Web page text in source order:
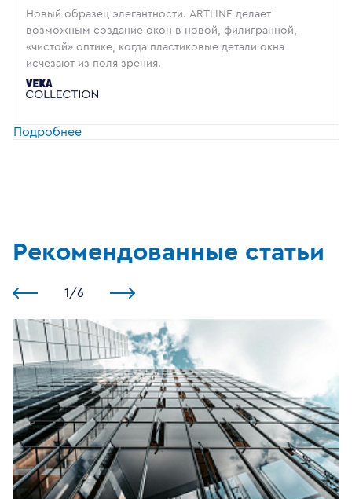
Новый образец элегантности. ARTLINE делает
возможным создание окон в новой, филигранной,
«чистой» оптике, когда пластиковые детали окна
исчезают из поля зрения.
Подробнее
Рекомендованные статьи
1 /6